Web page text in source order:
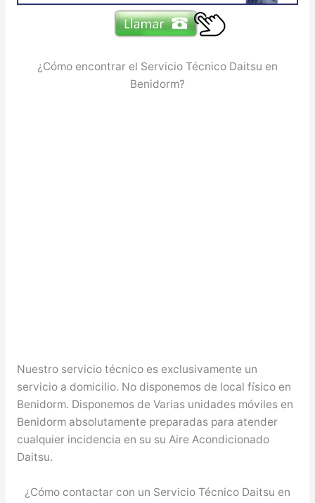
¿Cómo encontrar el Servicio Técnico Daitsu en
Benidorm?
Nuestro servicio técnico es exclusivamente un
servicio a domicilio. No disponemos de local físico en
Benidorm. Disponemos de Varias unidades móviles en
Benidorm absolutamente preparadas para atender
cualquier incidencia en su su Aire Acondicionado
Daitsu.
¿Cómo contactar con un Servicio Técnico Daitsu en